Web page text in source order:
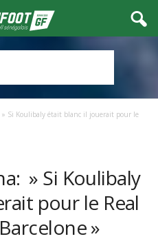
» Si Koulibaly était blanc il jouerait pour le
» Si Koulibaly
pour le Real
»